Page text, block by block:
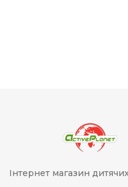
Інтернет магазин